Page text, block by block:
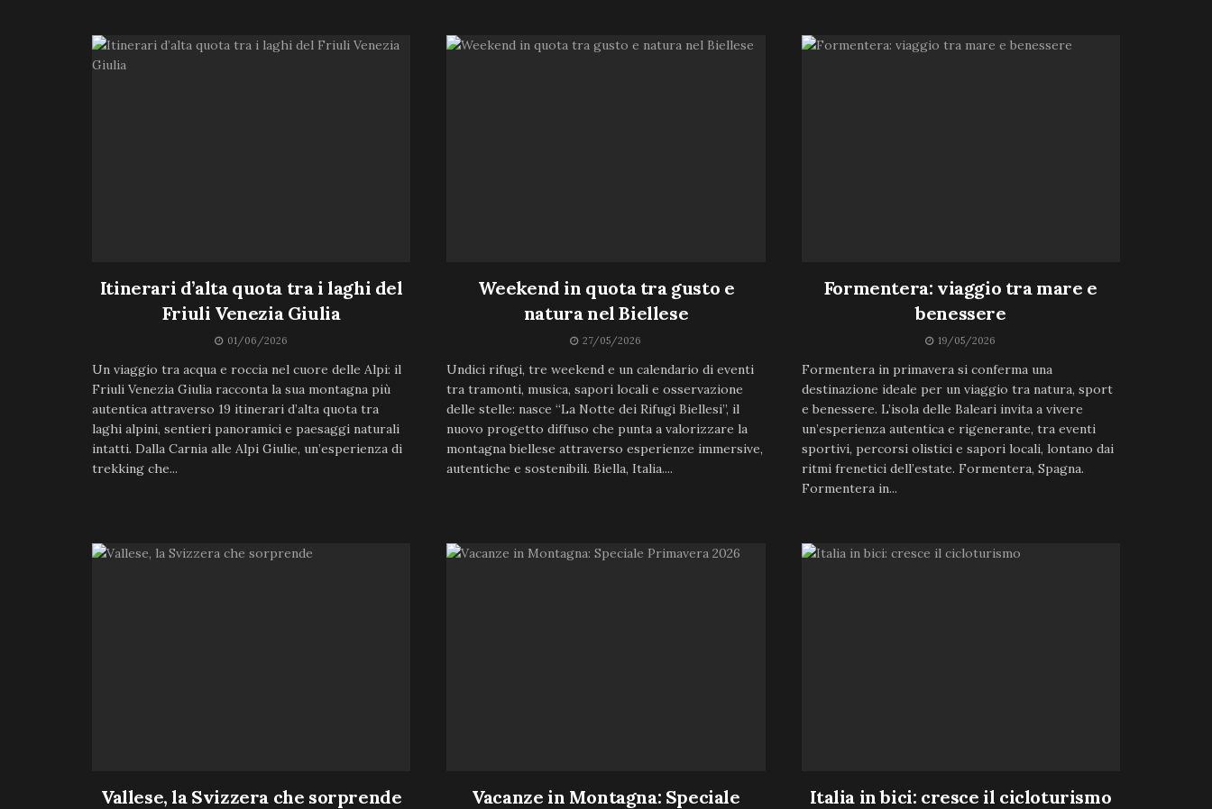
Itinerari d’alta quota tra i laghi del
Friuli Venezia Giulia
01/06/2026
Un viaggio tra acqua e roccia nel cuore delle Alpi: il
Friuli Venezia Giulia racconta la sua montagna più
autentica attraverso 19 itinerari d’alta quota tra
laghi alpini, sentieri panoramici e paesaggi naturali
intatti. Dalla Carnia alle Alpi Giulie, un’esperienza di
trekking che...
Weekend in quota tra gusto e
natura nel Biellese
27/05/2026
Undici rifugi, tre weekend e un calendario di eventi
tra tramonti, musica, sapori locali e osservazione
delle stelle: nasce “La Notte dei Rifugi Biellesi”, il
nuovo progetto diffuso che punta a valorizzare la
montagna biellese attraverso esperienze immersive,
autentiche e sostenibili. Biella, Italia....
Formentera: viaggio tra mare e
benessere
19/05/2026
Formentera in primavera si conferma una
destinazione ideale per un viaggio tra natura, sport
e benessere. L’isola delle Baleari invita a vivere
un’esperienza autentica e rigenerante, tra eventi
sportivi, percorsi olistici e sapori locali, lontano dai
ritmi frenetici dell’estate. Formentera, Spagna.
Formentera in...
Vallese, la Svizzera che sorprende
Vacanze in Montagna: Speciale
Italia in bici: cresce il cicloturismo